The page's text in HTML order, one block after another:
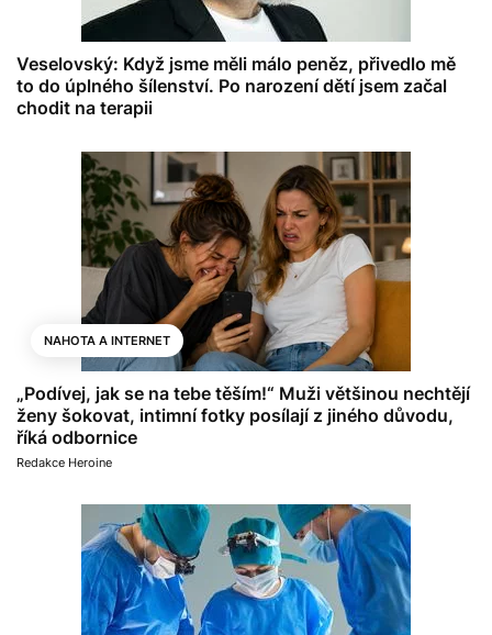
Veselovský: Když jsme měli málo peněz, přivedlo mě
to do úplného šílenství. Po narození dětí jsem začal
chodit na terapii
NAHOTA A INTERNET
„Podívej, jak se na tebe těším!“ Muži většinou nechtějí
ženy šokovat, intimní fotky posílají z jiného důvodu,
říká odbornice
Redakce Heroine